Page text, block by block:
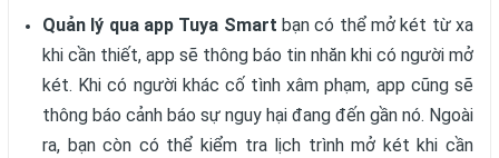
Quản lý qua app Tuya Smart bạn có thể mở két từ xa
khi cần thiết, app sẽ thông báo tin nhăn khi có người mở
két. Khi có người khác cố tình xâm phạm, app cũng sẽ
thông báo cảnh báo sự nguy hại đang đến gần nó. Ngoài
ra, bạn còn có thể kiểm tra lịch trình mở két khi cần